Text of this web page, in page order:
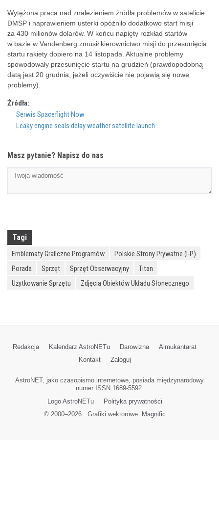
Wytężona praca nad znalezieniem źródła problemów w satelicie
DMSP i naprawieniem usterki opóźniło dodatkowo start misji
za 430 milionów dolarów. W końcu napięty rozkład startów
w bazie w Vandenberg zmusił kierownictwo misji do przesunięcia
startu rakiety dopiero na 14 listopada. Aktualne problemy
spowodowały przesunięcie startu na grudzień (prawdopodobną
datą jest 20 grudnia, jeżeli oczywiście nie pojawią się nowe
problemy).
Źródła:
Serwis Spaceflight Now
Leaky engine seals delay weather satellite launch
Masz pytanie? Napisz do nas
Tagi
Emblematy Graficzne Programów
Polskie Strony Prywatne (I-P)
Porada
Sprzęt Sprzęt Obserwacyjny
Titan
Użytkowanie Sprzętu
Zdjęcia Obiektów Układu Słonecznego
Redakcja Kalendarz AstroNETu Darowizna
Almukantarat
Kontakt
Zaloguj
AstroNET, jako czasopismo internetowe, posiada międzynarodowy
numer ISSN 1689-5592.
Logo AstroNETu
Polityka prywatności
© 2000–2026Grafiki wektorowe: Magnific